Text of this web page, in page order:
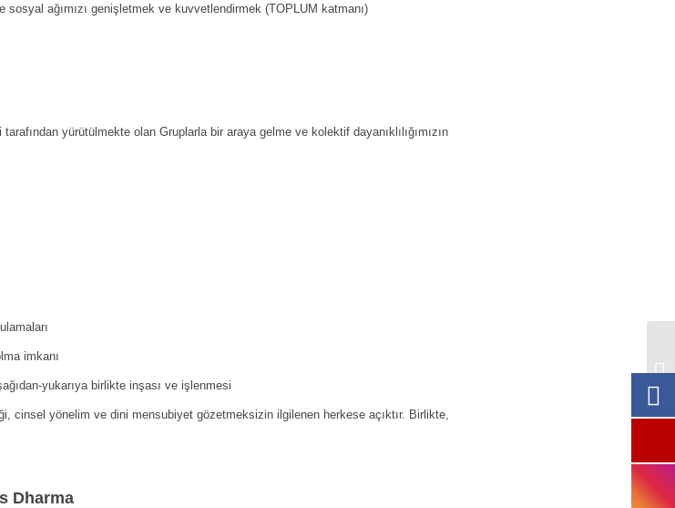
ağımızı genişletmek ve kuvvetlendirmek (TOPLUM katmanı)
yürütülmekte olan Gruplarla bir araya gelme ve kolektif dayanıklılığımızın
imkanı
yukarıya birlikte inşası ve işlenmesi
yönelim ve dini mensubiyet gözetmeksizin ilgilenen herkese açıktır. Birlikte,
Dharma